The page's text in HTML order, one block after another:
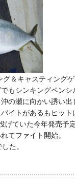
＆キャスティングゲ
もシンキングペンシ
の瀬に向かい誘い出
イトがあるもヒット
ていた今年発売予
てファイト開始。
た。